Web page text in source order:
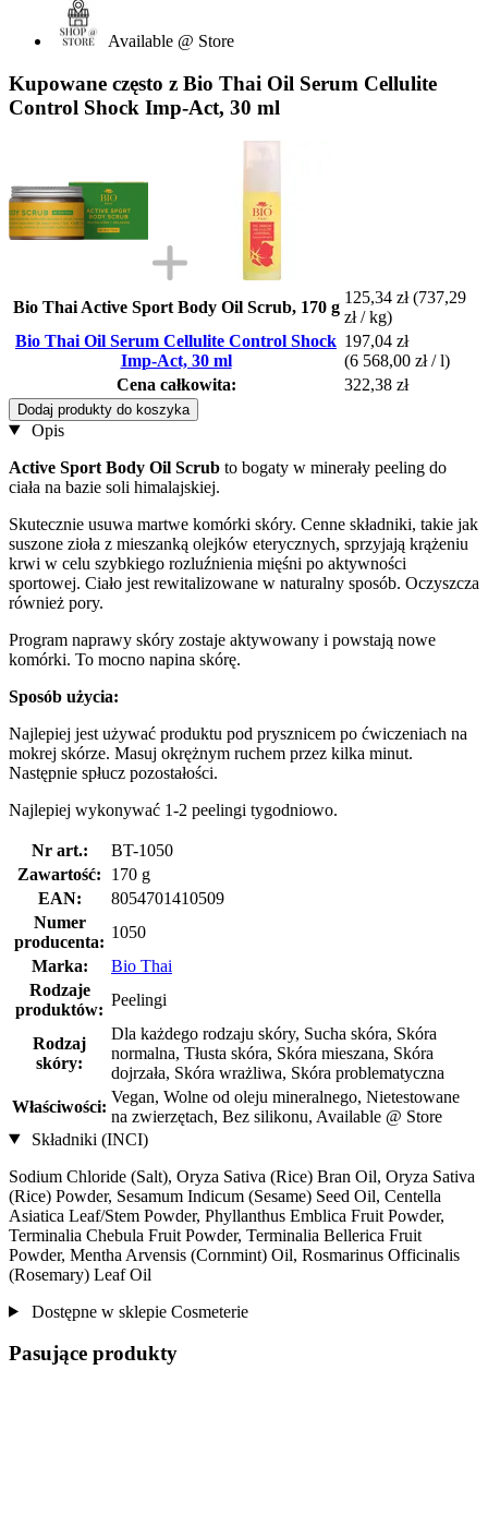
Available @ Store
Kupowane często z Bio Thai Oil Serum Cellulite
Control Shock Imp-Act, 30 ml
Bio Thai Active Sport Body Oil Scrub, 170 g
125,34 zł (737,29
zł / kg)
Bio Thai Oil Serum Cellulite Control Shock
Imp-Act, 30 ml
197,04 zł
(6 568,00 zł / l)
Cena całkowita:
322,38 zł
Dodaj produkty do koszyka
Opis
Active Sport Body Oil Scrub to bogaty w minerały peeling do
ciała na bazie soli himalajskiej.
Skutecznie usuwa martwe komórki skóry. Cenne składniki, takie jak
suszone zioła z mieszanką olejków eterycznych, sprzyjają krążeniu
krwi w celu szybkiego rozluźnienia mięśni po aktywności
sportowej. Ciało jest rewitalizowane w naturalny sposób. Oczyszcza
również pory.
Program naprawy skóry zostaje aktywowany i powstają nowe
komórki. To mocno napina skórę.
Sposób użycia:
Najlepiej jest używać produktu pod prysznicem po ćwiczeniach na
mokrej skórze. Masuj okrężnym ruchem przez kilka minut.
Następnie spłucz pozostałości.
Najlepiej wykonywać 1-2 peelingi tygodniowo.
Nr art.:
BT-1050
Zawartość:
170 g
EAN:
8054701410509
Numer
producenta:
1050
Marka:
Bio Thai
Rodzaje
produktów:
Peelingi
Rodzaj
skóry:
Dla każdego rodzaju skóry, Sucha skóra, Skóra
normalna, Tłusta skóra, Skóra mieszana, Skóra
dojrzała, Skóra wrażliwa, Skóra problematyczna
Właściwości:
Vegan, Wolne od oleju mineralnego, Nietestowane
na zwierzętach, Bez silikonu, Available @ Store
Składniki (INCI)
Sodium Chloride (Salt), Oryza Sativa (Rice) Bran Oil, Oryza Sativa
(Rice) Powder, Sesamum Indicum (Sesame) Seed Oil, Centella
Asiatica Leaf/Stem Powder, Phyllanthus Emblica Fruit Powder,
Terminalia Chebula Fruit Powder, Terminalia Bellerica Fruit
Powder, Mentha Arvensis (Cornmint) Oil, Rosmarinus Officinalis
(Rosemary) Leaf Oil
Dostępne w sklepie Cosmeterie
Pasujące produkty